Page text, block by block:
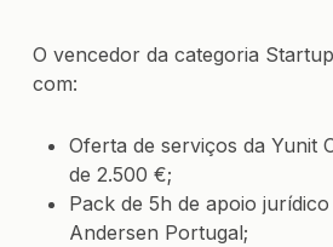
O vencedor da categoria
com:
Oferta de serviços da Yunit
de 2.500 €;
Pack de 5h de apoio
Andersen Portugal;